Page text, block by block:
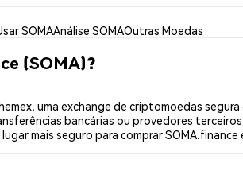
SOMAAnálise SOMAOutras Moedas
(SOMA)?
uma exchange de criptomoedas
bancárias ou provedores
mais seguro para comprar